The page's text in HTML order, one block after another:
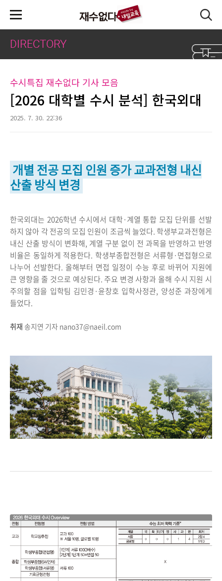
DIRECTORY
수시특집 재수없다 기사 모음
[2026 대학별 수시 분석] 한국외대
2025. 7. 30. 22:36
개별 전공 모집 인원 증가 교과전형 내신
산출 방식 변경
한국외대는 2026학년 수시에서 대학·계열 통합 모집 단위를 선발
하지 않아 각 전공의 모집 인원이 조금씩 늘었다. 학생부교과전형은
내신 산출 방식이 변화해, 계열 구분 없이 전 과목을 반영하고 반영
비율은 동일하게 적용한다. 학생부종합전형은 서류형·면접형으로
나누어 선발한다. 올해부터 면접 일정이 수능 후로 바뀌어 지원에
큰 영향을 줄 것으로 예상된다. 주요 변경 사항과 올해 수시 지원 시
주의할 점을 입학팀 김민경·윤창호 입학사정관, 양성준 과장에게
들었다.
취재 송지연 기자 nano37@naeil.com